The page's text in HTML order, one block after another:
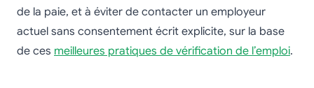
de la paie, et à éviter de contacter un employeur
actuel sans consentement écrit explicite, sur la base
de ces meilleures pratiques de vérification de l’emploi.